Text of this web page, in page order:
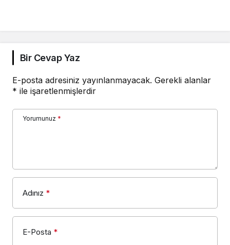
Bir Cevap Yaz
E-posta adresiniz yayınlanmayacak. Gerekli alanlar
* ile işaretlenmişlerdir
Yorumunuz *
Adınız *
E-Posta *